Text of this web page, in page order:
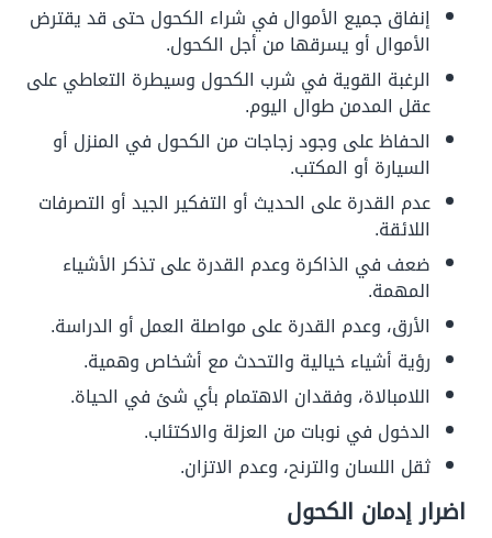
إنفاق جميع الأموال في شراء الكحول حتى قد يقترض
الأموال أو يسرقها من أجل الكحول.
الرغبة القوية في شرب الكحول وسيطرة التعاطي على
عقل المدمن طوال اليوم.
الحفاظ على وجود زجاجات من الكحول في المنزل أو
السيارة أو المكتب.
عدم القدرة على الحديث أو التفكير الجيد أو التصرفات
اللائقة.
ضعف في الذاكرة وعدم القدرة على تذكر الأشياء
المهمة.
الأرق، وعدم القدرة على مواصلة العمل أو الدراسة.
رؤية أشياء خيالية والتحدث مع أشخاص وهمية.
اللامبالاة، وفقدان الاهتمام بأي شئ في الحياة.
الدخول في نوبات من العزلة والاكتئاب.
ثقل اللسان والترنح، وعدم الاتزان.
اضرار إدمان الكحول